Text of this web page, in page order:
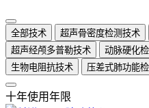
全部技术 超声骨密度检测技术
超声经颅多普勒技术
动脉硬化
生物电阻抗技术
压差式肺功能
十年使用年限